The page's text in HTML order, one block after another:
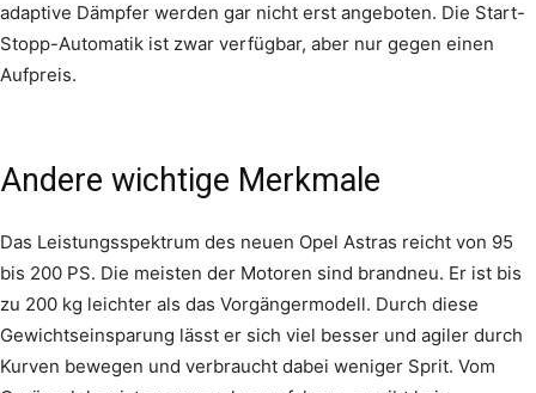
adaptive Dämpfer werden gar nicht erst angeboten. Die Start-
Stopp-Automatik ist zwar verfügbar, aber nur gegen einen
Aufpreis.
Andere wichtige Merkmale
Das Leistungsspektrum des neuen Opel Astras reicht von 95
bis 200 PS. Die meisten der Motoren sind brandneu. Er ist bis
zu 200 kg leichter als das Vorgängermodell. Durch diese
Gewichtseinsparung lässt er sich viel besser und agiler durch
Kurven bewegen und verbraucht dabei weniger Sprit. Vom